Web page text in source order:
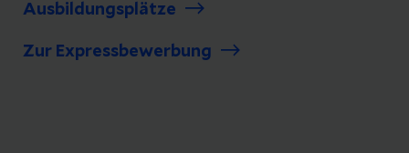
Ausbildungsplätze
Zur Expressbewerbung